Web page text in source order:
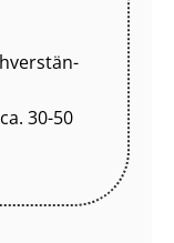
30-50